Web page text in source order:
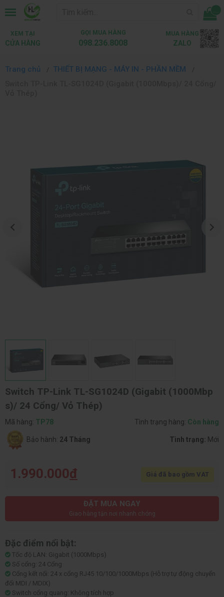
...
XEM TẠI
CỬA HÀNG
GỌI MUA HÀNG
098.236.8008
MUA HÀNG
ZALO
Trang chủ
THIẾT BỊ MẠNG - MÁY IN - PHẦN MỀM
Switch TP-Link TL-SG1024D (Gigabit (1000Mbp
s)/ 24 Cổng/ Vỏ Thép)
Mã hàng: TP78 Tình trạng hàng: Còn hàng
Bảo hành: 24 Tháng Tình trạng: Mới
1.990.000đ Giá đã bao gồm VAT
ĐẶT MUA NGAY
Giao hàng tận nơi nhanh chóng
Đặc điểm nổi bật:
Tốc độ LAN: Gigabit (1000Mbps)
Số cổng: 24 Cổng
Cổng kết nối: 24 x cổng RJ45 10/100/1000Mbps (Hỗ trợ tự động chuyển
đổi MDI / MDIX)
Switch cổng quang: Không tích hợp